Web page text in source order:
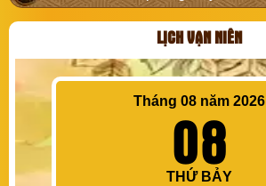
LỊCH VẠN NIÊN
Tháng 08 năm 2026
08
THỨ BẢY